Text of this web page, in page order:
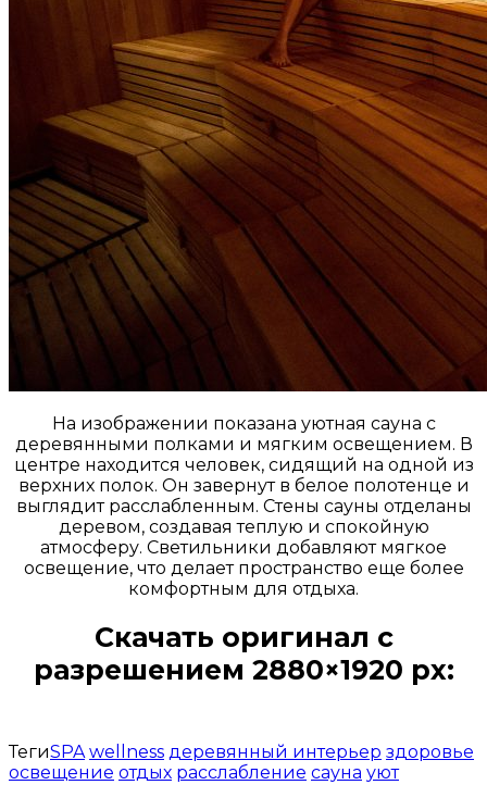
На изображении показана уютная сауна с
деревянными полками и мягким освещением. В
центре находится человек, сидящий на одной из
верхних полок. Он завернут в белое полотенце и
выглядит расслабленным. Стены сауны отделаны
деревом, создавая теплую и спокойную
атмосферу. Светильники добавляют мягкое
освещение, что делает пространство еще более
комфортным для отдыха.
Скачать оригинал с
разрешением 2880×1920 px:
ТегиSPA wellness деревянный интерьер здоровье
освещение отдых расслабление сауна уют